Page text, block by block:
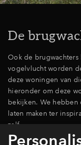
De
Ook de brugwachters
vogelvlucht worden
deze woningen van
hieronder om deze
bekijken. We hebben
laten maken ter
zelf.